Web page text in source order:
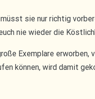
sie nur richtig
nie wieder die
Exemplare
können, wird damit